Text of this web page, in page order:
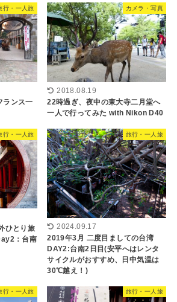
行・一人旅
ランス一
カメラ・写真
2018.08.19
22時過ぎ、夜中の東大寺二月堂へ
一人で行ってみた with Nikon D40
行・一人旅
ひとり旅
：台南
旅行・一人旅
2024.09.17
2019年3月 二度目ましての台湾
DAY2:台南2日目(安平へはレンタ
サイクルがおすすめ、日中気温は
30℃越え！)
行・一人旅 旅行・一人旅